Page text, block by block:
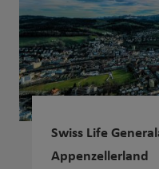
Swiss Life
Appenzellerland